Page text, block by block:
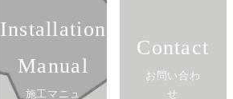
Installation
Manual
施工マニュ
Contact
お問い合わ
せ